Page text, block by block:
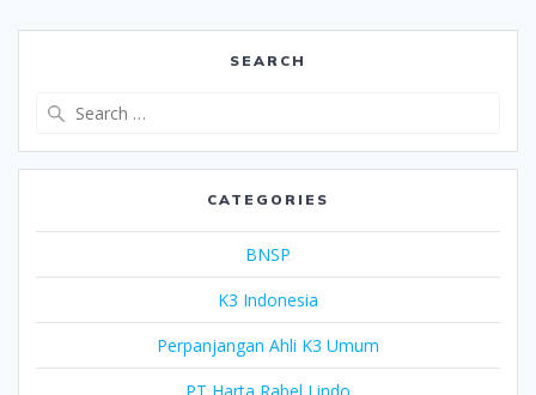
SEARCH
CATEGORIES
BNSP
K3 Indonesia
Perpanjangan Ahli K3 Umum
PT Harta Rabel Lindo